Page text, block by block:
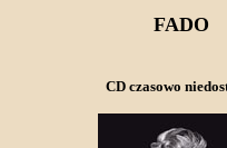
FADO
CD czasowo